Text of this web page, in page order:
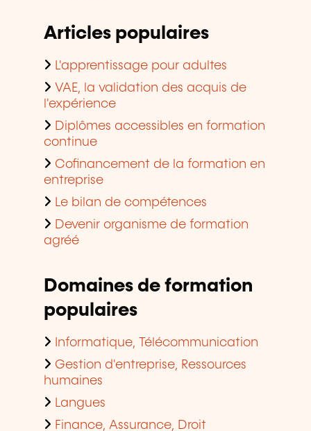
Articles populaires
L'apprentissage pour adultes
VAE, la validation des acquis de
l'expérience
Diplômes accessibles en formation
continue
Cofinancement de la formation en
entreprise
Le bilan de compétences
Devenir organisme de formation
agréé
Domaines de formation
populaires
Informatique, Télécommunication
Gestion d'entreprise, Ressources
humaines
Langues
Finance, Assurance, Droit